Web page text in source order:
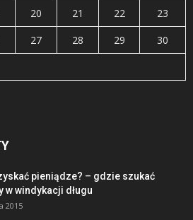
20 21 22
23
27 28 29
30
pieniądze? – gdzie szukać
w windykacji długu
2015